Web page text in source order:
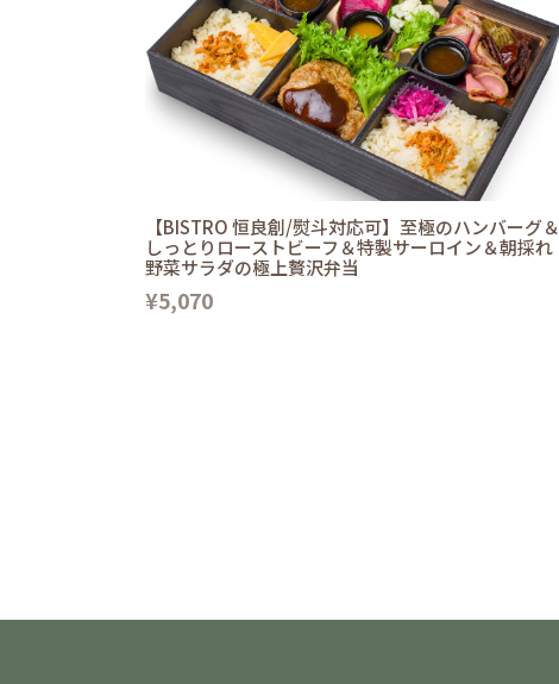
【BISTRO 恒良創/熨斗対応可】至極のハンバーグ＆
しっとりローストビーフ＆特製サーロイン＆朝採れ
野菜サラダの極上贅沢弁当
¥5,070